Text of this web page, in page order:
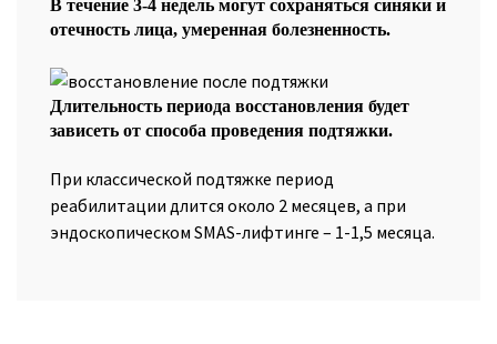
В течение 3-4 недель могут сохраняться синяки и
отечность лица, умеренная болезненность.
Длительность периода восстановления будет
зависеть от способа проведения подтяжки.
При классической подтяжке период
реабилитации длится около 2 месяцев, а при
эндоскопическом SMAS-лифтинге – 1-1,5 месяца.